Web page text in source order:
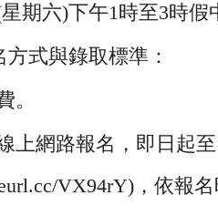
期六)下午1時至3時假
式與錄取標準：
。
上網路報名，即日起
VX94rY)，依報